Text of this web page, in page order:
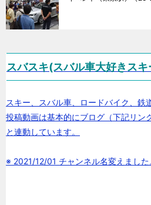
スバスキ(スバル車大好きスキ
スキー、スバル車、ロードバイク、鉄
投稿動画は基本的にブログ（下記リン
と連動しています。
※ 2021/12/01 チャンネル名変えました